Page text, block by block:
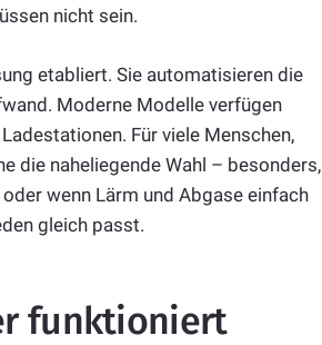
nicht sein.
etabliert. Sie automatisieren die
Moderne Modelle verfügen
Für viele Menschen,
die naheliegende Wahl – besonders,
wenn Lärm und Abgase einfach
gleich passt.
funktioniert